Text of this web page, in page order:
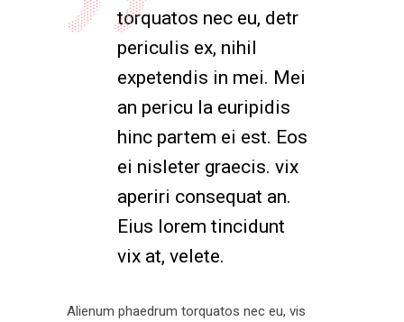
torquatos nec eu, detr
periculis ex, nihil
expetendis in mei. Mei
an pericu la euripidis
hinc partem ei est. Eos
ei nisleter graecis. vix
aperiri consequat an.
Eius lorem tincidunt
vix at, velete.
Alienum phaedrum torquatos nec eu, vis